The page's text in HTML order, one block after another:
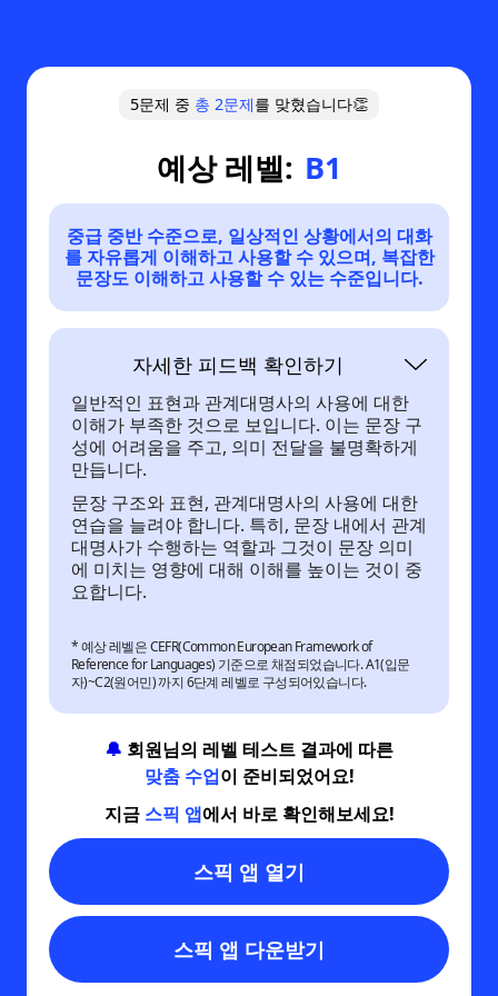
5문제 중 총 2문제를 맞혔습니다👏
예상 레벨: B1
중급 중반 수준으로, 일상적인 상황에서의 대화
를 자유롭게 이해하고 사용할 수 있으며, 복잡한
문장도 이해하고 사용할 수 있는 수준입니다.
자세한 피드백 확인하기
일반적인 표현과 관계대명사의 사용에 대한
이해가 부족한 것으로 보입니다. 이는 문장 구
성에 어려움을 주고, 의미 전달을 불명확하게
만듭니다.
문장 구조와 표현, 관계대명사의 사용에 대한
연습을 늘려야 합니다. 특히, 문장 내에서 관계
대명사가 수행하는 역할과 그것이 문장 의미
에 미치는 영향에 대해 이해를 높이는 것이 중
요합니다.
* 예상 레벨은 CEFR(Common European Framework of
Reference for Languages) 기준으로 채점되었습니다. A1(입문
자)~C2(원어민) 까지 6단계 레벨로 구성되어있습니다.
🔔 회원님의 레벨 테스트 결과에 따른
맞춤 수업이 준비되었어요!
지금 스픽 앱에서 바로 확인해보세요!
스픽 앱 열기
스픽 앱 다운받기